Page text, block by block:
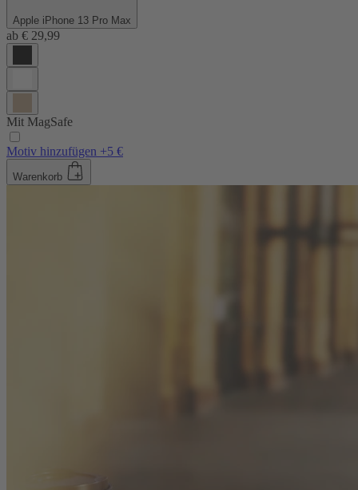
Apple iPhone 13 Pro Max
ab € 29,99
Mit MagSafe
Motiv hinzufügen +5 €
Warenkorb